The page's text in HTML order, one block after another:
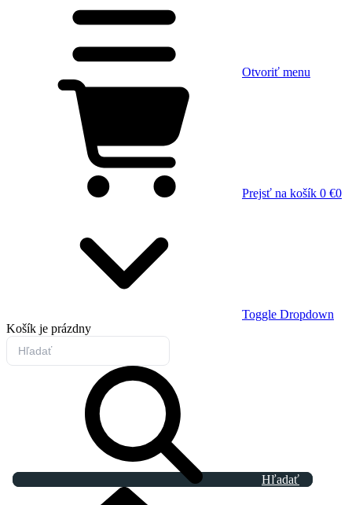
Otvoriť menu
Prejsť na košík 0 €0
Toggle Dropdown
Košík je prázdny
Hľadať